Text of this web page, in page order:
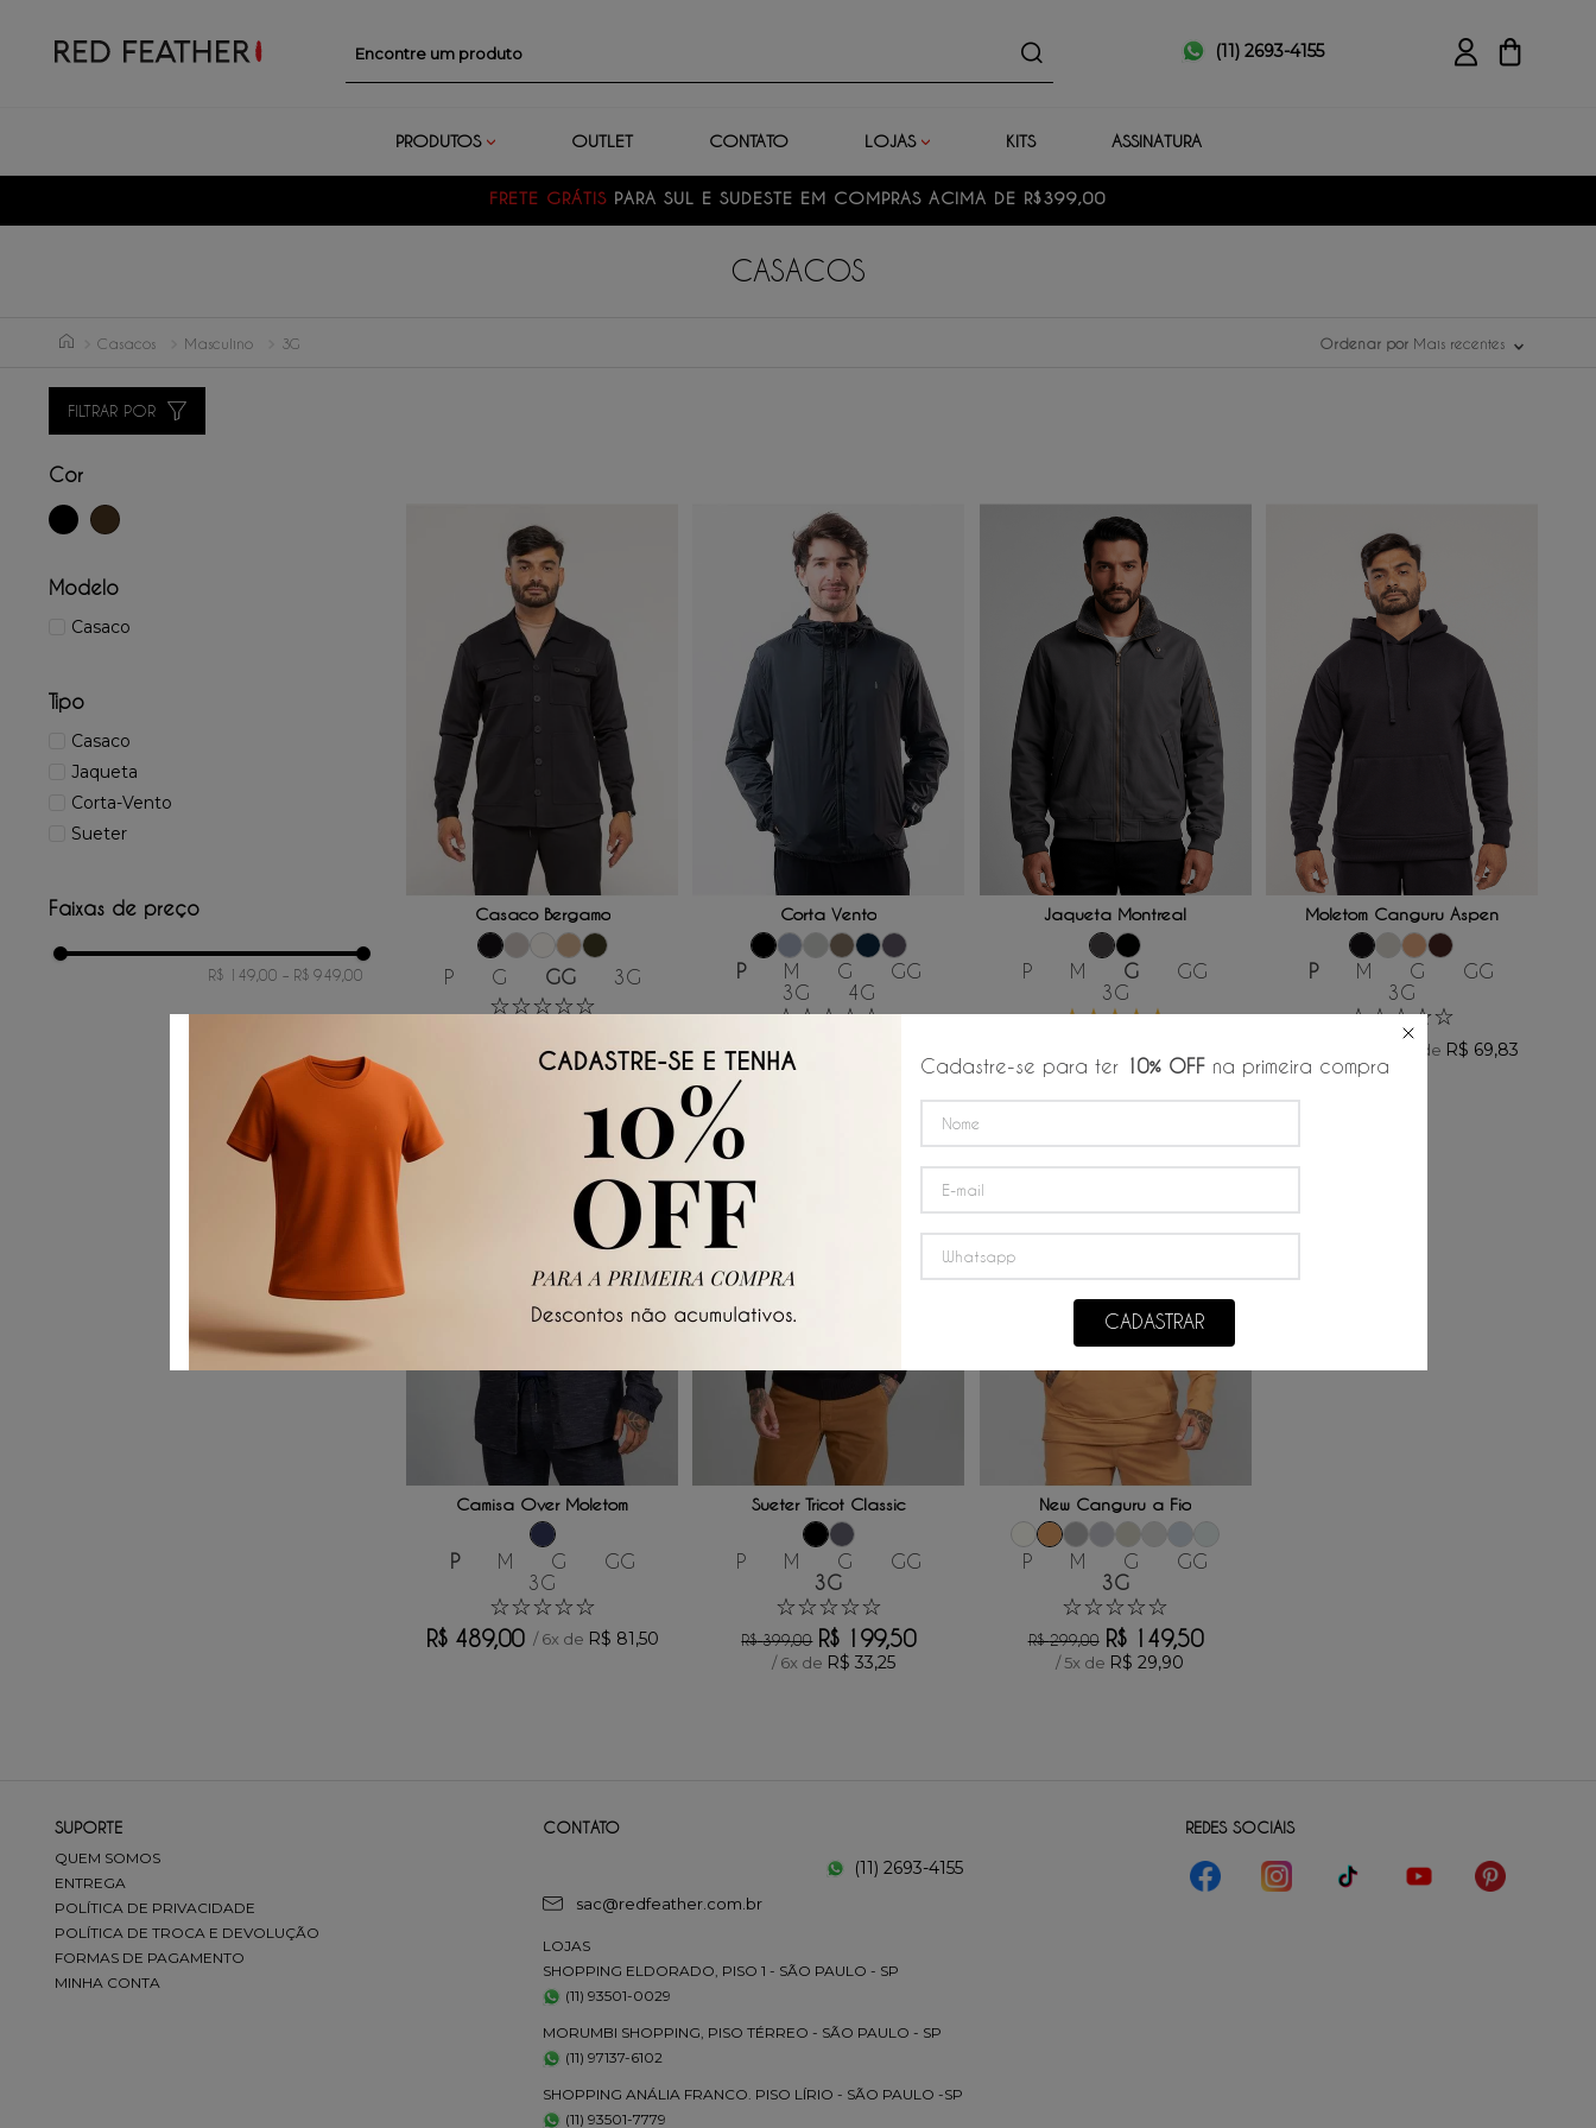
(11) 2693-4155
PRODUTOS OUTLET CONTATO LOJAS KITS ASSINATURA
FRETE GRÁTIS PARA SUL E SUDESTE EM COMPRAS ACIMA DE R$399,00
CASACOS
Casacos Masculino 3G Ordenar por Mais recentes
FILTRAR POR
Cor
Modelo
Casaco
Tipo
Casaco
Jaqueta
Corta-Vento
Sueter
Faixas de preço
R$ 149,00 – R$ 949,00
ADICIONAR AO CARRINHO
Casaco Bergamo
P G GG 3G
☆☆☆☆☆
ADICIONAR AO CARRINHO
Corta Vento
P M G
GG
3G
4G
☆☆☆☆☆
R$ 599, 00
ADICIONAR AO CARRINHO
Jaqueta Montreal
P M G
GG
3G
★★★★★
ADICIONAR AO CARRINHO
Moletom Canguru Aspen
P M G
GG
3G
☆☆☆☆☆
x de R$ 69,83
ADICIONAR AO CARRINHO
Camisa Over Moletom
P M G
GG
3G
☆☆☆☆☆
R$ 489,00 /6x de R$ 81,50
50%
ADICIONAR AO CARRINHO
Sueter Tricot Classic
P M G
GG
3G
☆☆☆☆☆
R$ 399,00 R$ 199,50
/6x de R$ 33,25
50%OFF
ADICIONAR AO CARRINHO
New Canguru a Fio
P M G
GG
3G
☆☆☆☆☆
R$ 299,00 R$ 149,50
/5x de R$ 29,90
SUPORTE
QUEM SOMOS
ENTREGA
POLÍTICA DE PRIVACIDADE
POLÍTICA DE TROCA E DEVOLUÇÃO
FORMAS DE PAGAMENTO
MINHA CONTA
CONTATO
(11) 2693-4155
sac@redfeather.com.br
LOJAS
SHOPPING ELDORADO, PISO 1 - SÃO PAULO - SP
(11) 93501-0029
MORUMBI SHOPPING, PISO TÉRREO - SÃO PAULO - SP
(11) 97137-6102
SHOPPING ANÁLIA FRANCO. PISO LÍRIO - SÃO PAULO -SP
(11) 93501-7779
REDES SOCIAIS
Cadastre-se para ter 10% OFFna primeira compra
CADASTRAR